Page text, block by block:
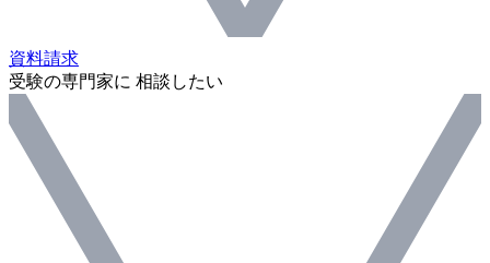
資料請求
受験の専門家に 相談したい